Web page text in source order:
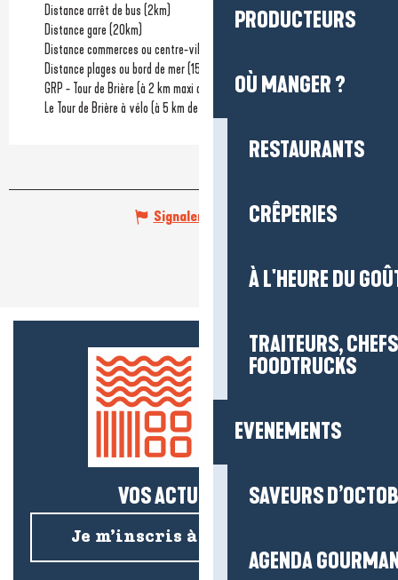
PRODUCTEURS
OÙ MANGER ?
RESTAURANTS
CRÊPERIES
À L'HEURE DU
TRAITEURS,
FOODTRUCKS
EVENEMENTS
SAVEURS
AGENDA
Distance arrêt de bus (2km)
Distance gare (20km)
Distance commerces ou centre-ville
Distance plages ou bord de mer(15km)
GRP - Tour de Brière (à 2 km maxi du circuit)
Le Tour de Brière à vélo (à 5 km de l'itinéraire)
Signaler une erreur
VOS ACTUS SALÉES !
Je m’inscris à la newsletter